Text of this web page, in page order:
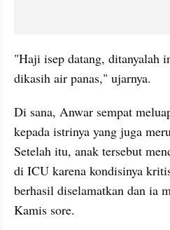
"Haji isep datang, ditanyalah
dikasih air panas," ujarnya.
Di sana, Anwar sempat
kepada istrinya yang juga
Setelah itu, anak tersebut
di ICU karena kondisinya
berhasil diselamatkan dan ia
Kamis sore.